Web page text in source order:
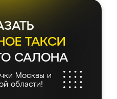
ТАКСИ
САЛОНА
Москвы и
области!